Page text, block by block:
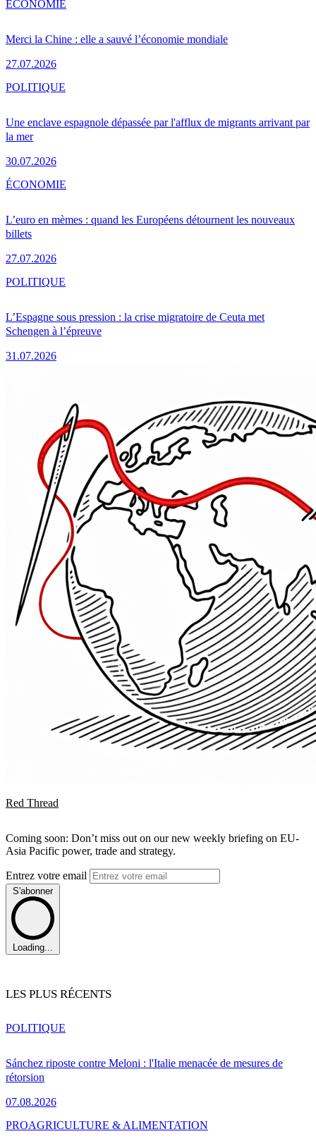
Merci la Chine : elle a sauvé l’économie mondiale
27.07.2026
ÉCONOMIE
Une enclave espagnole dépassée par l'afflux de migrants arrivant par
la mer
30.07.2026
POLITIQUE
L’euro en mèmes : quand les Européens détournent les nouveaux
billets
27.07.2026
ÉCONOMIE
L’Espagne sous pression : la crise migratoire de Ceuta met
Schengen à l’épreuve
31.07.2026
POLITIQUE
Red Thread
Coming soon: Don’t miss out on our new weekly briefing on EU-
Asia Pacific power, trade and strategy.
Entrez votre email
S'abonner
Loading...
LES PLUS RÉCENTS
Sánchez riposte contre Meloni : l'Italie menacée de mesures de
rétorsion
07.08.2026
POLITIQUE
PROAGRICULTURE & ALIMENTATION